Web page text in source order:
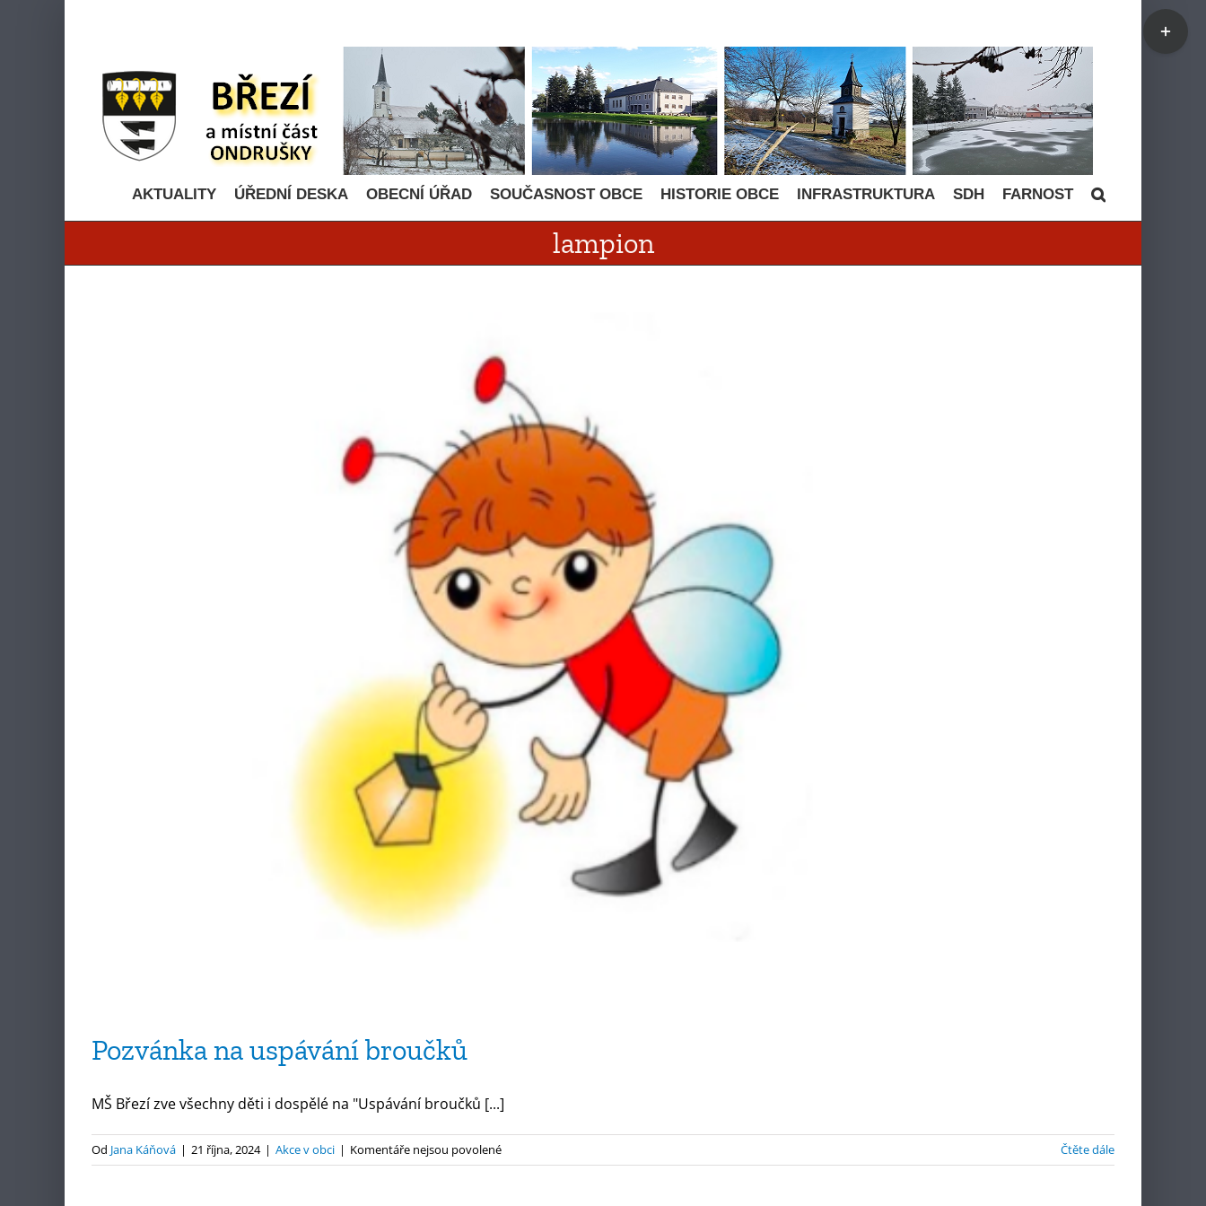
AKTUALITY ÚŘEDNÍ DESKA OBECNÍ ÚŘAD SOUČASNOST OBCE HISTORIE OBCE INFRASTRUKTURA SDH FARNOST
lampion
Pozvánka na uspávání broučků
MŠ Březí zve všechny děti i dospělé na "Uspávání broučků [...]
Od Jana Káňová | 21 října, 2024 | Akce v obci | Komentáře nejsou povolenéu
textu
Čtěte dále
Toggle
Sliding